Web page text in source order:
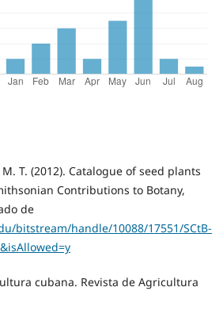
T. (2012). Catalogue of seed plants
Contributions to Botany,
de
bitstream/handle/10088/17551/SCtB-
cubana. Revista de Agricultura